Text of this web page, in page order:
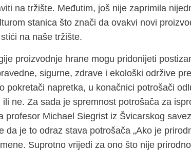
na tržište. Međutim, još nije zaprimila
stanica što znači da ovakvi novi
na naše tržište.
proizvodnje hrane mogu pridonijeti
sigurne, zdrave i ekološki održive
pokretači napretka, u konačnici potrošači
ne. Za sada je spremnost potrošača za
profesor Michael Siegrist iz Švicarskog
da je to odraz stava potrošača „Ako je
Suprotno vrijedi za ono što nije